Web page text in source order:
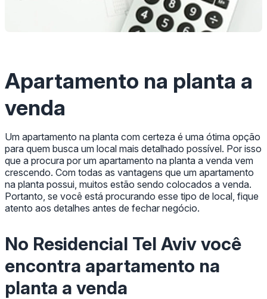
Apartamento na planta a
venda
Um apartamento na planta com certeza é uma ótima opção
para quem busca um local mais detalhado possível. Por isso
que a procura por um apartamento na planta a venda vem
crescendo. Com todas as vantagens que um apartamento
na planta possui, muitos estão sendo colocados a venda.
Portanto, se você está procurando esse tipo de local, fique
atento aos detalhes antes de fechar negócio.
No Residencial Tel Aviv você
encontra apartamento na
planta a venda